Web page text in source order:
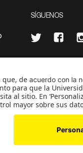
SÍGUENOS
CONTÁCTANOS
BOGOTÁ,